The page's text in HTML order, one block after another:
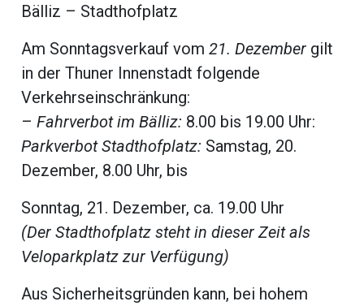
Bälliz – Stadthofplatz
Am Sonntagsverkauf vom21. Dezember gilt
in der Thuner Innenstadt folgende
Verkehrseinschränkung:
–Fahrverbot im Bälliz: 8.00 bis 19.00 Uhr:
Parkverbot Stadthofplatz: Samstag, 20.
Dezember, 8.00 Uhr, bis
Sonntag, 21. Dezember, ca. 19.00 Uhr
(Der Stadthofplatz steht in dieser Zeit als
Veloparkplatz zur Verfügung)
Aus Sicherheitsgründen kann, bei hohem